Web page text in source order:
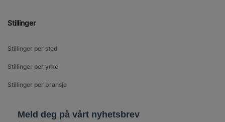
Stillinger
Stillinger per sted
Stillinger per yrke
Stillinger per bransje